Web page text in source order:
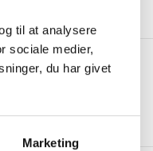
til at analysere
sociale medier,
du har givet
Marketing